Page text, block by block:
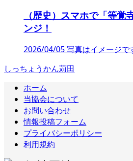
（歴史）スマホで「等覚
ンジ！
2026/04/05 写真はイメージで
しっちょうかん苅田
ホーム
当協会について
お問い合わせ
情報投稿フォーム
プライバシーポリシー
利用規約